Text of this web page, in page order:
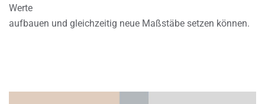
Werte
aufbauen und gleichzeitig neue Maßstäbe setzen können.